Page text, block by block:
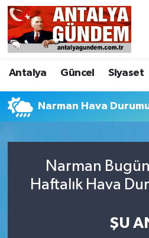
Antalya Güncel Siyaset
Narman Hava
Narman
Haftalık Hava
ŞU
Antalya
Asayiş
Bilim & Teknoloji
EĞİTİM
Antalya Nöbetçi
Antalya Hava Durumu
Antalya Namaz Vakitleri
Süper Lig Puan Durumu
Son Dakika Haberleri